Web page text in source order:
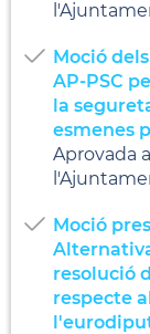
Moció
AP-PSC
la
esmenes
Aprovada
Moció
resolució
respecte